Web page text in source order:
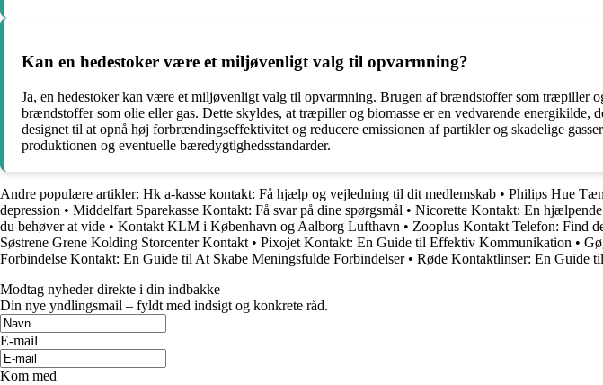
Kan en hedestoker være et miljøvenligt valg til opvarmning?
Ja, en hedestoker kan være et miljøvenligt valg til opvarmning. Brugen af ​​brændstoffer som træpiller
brændstoffer som olie eller gas. Dette skyldes, at træpiller og biomasse er en vedvarende
designet til at opnå høj forbrændingseffektivitet og reducere emissionen af ​​partikler og skadelige
produktionen og eventuelle bæredygtighedsstandarder.
Andre populære artikler: Hk a-kasse kontakt: Få hjælp og vejledning til dit medlemskab • Philips Hue
depression • Middelfart Sparekasse Kontakt: Få svar på dine spørgsmål • Nicorette Kontakt: En
du behøver at vide • Kontakt KLM i København og Aalborg Lufthavn • Zooplus Kontakt Telefon: Find
Søstrene Grene Kolding Storcenter Kontakt • Pixojet Kontakt: En Guide til Effektiv Kommunikation •
Forbindelse Kontakt: En Guide til At Skabe Meningsfulde Forbindelser• Røde Kontaktlinser: En Guide
Modtag nyheder direkte i din indbakke
Din nye yndlingsmail – fyldt med indsigt og konkrete råd.
E-mail
Kom med